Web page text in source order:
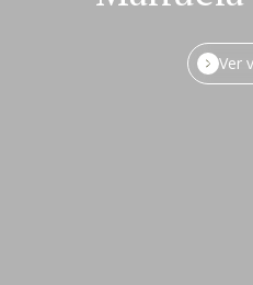
Ver